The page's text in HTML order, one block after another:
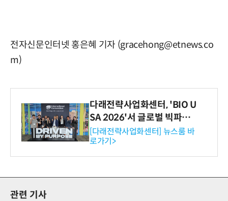
전자신문인터넷 홍은혜 기자 (gracehong@etnews.co
m)
다래전략사업화센터, 'BIO U
SA 2026'서 글로벌 빅파마
와의 비즈니스 미팅 지원…K
-바이오 해외 진출 교두보 확
보
[다래전략사업화센터] 뉴스룸 바
로가기>
관련 기사